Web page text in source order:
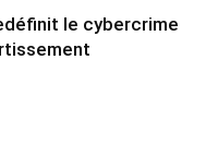
le cybercrime